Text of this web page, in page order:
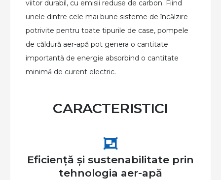
viitor durabil, cu emisii reduse de carbon. Fiind
unele dintre cele mai bune sisteme de încălzire
potrivite pentru toate tipurile de case, pompele
de căldură aer-apă pot genera o cantitate
importantă de energie absorbind o cantitate
minimă de curent electric.
CARACTERISTICI
Eficiență și sustenabilitate prin
tehnologia aer-apă